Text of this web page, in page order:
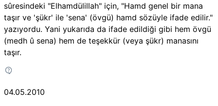
sûresindeki "Elhamdülillah" için, "Hamd genel bir mana
taşır ve 'şükr' ile 'sena' (övgü) hamd sözüyle ifade edilir."
yazıyordu. Yani yukarıda da ifade edildiği gibi hem övgü
(medh û sena) hem de teşekkür (veya şükr) manasını
taşır.
04.05.2010